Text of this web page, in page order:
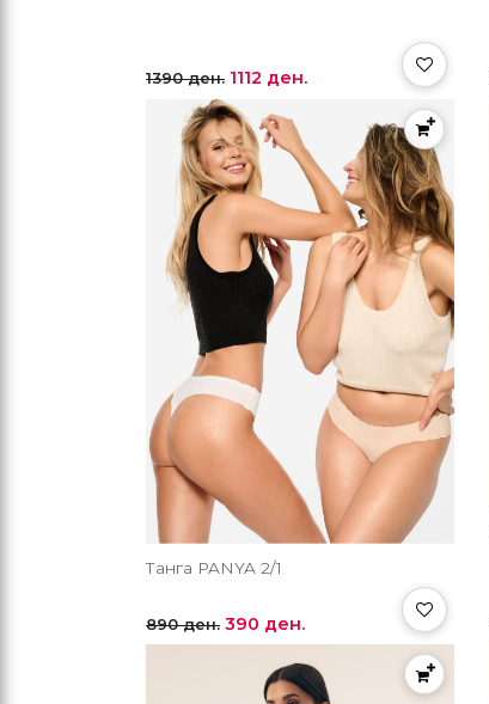
1390 ден. 1112 ден.
Танга PANYA 2/1
890 ден. 390 ден.